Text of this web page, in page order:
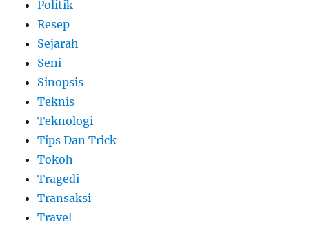
Politik
Resep
Sejarah
Seni
Sinopsis
Teknis
Teknologi
Tips Dan Trick
Tokoh
Tragedi
Transaksi
Travel